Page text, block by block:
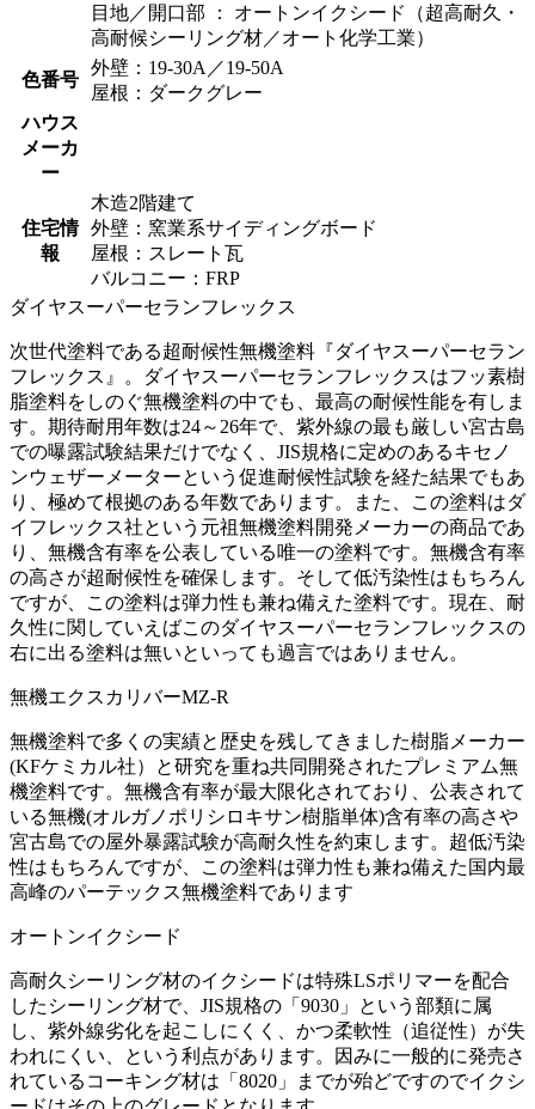
目地／開口部 ： オートンイクシード（超高耐久・
高耐候シーリング材／オート化学工業）
色番号
外壁：19-30A／19-50A
屋根：ダークグレー
ハウス
メーカ
ー
住宅情
報
木造2階建て
外壁：窯業系サイディングボード
屋根：スレート瓦
バルコニー：FRP
ダイヤスーパーセランフレックス
次世代塗料である超耐候性無機塗料『ダイヤスーパーセラン
フレックス』。ダイヤスーパーセランフレックスはフッ素樹
脂塗料をしのぐ無機塗料の中でも、最高の耐候性能を有しま
す。期待耐用年数は24～26年で、紫外線の最も厳しい宮古島
での曝露試験結果だけでなく、JIS規格に定めのあるキセノ
ンウェザーメーターという促進耐候性試験を経た結果でもあ
り、極めて根拠のある年数であります。また、この塗料はダ
イフレックス社という元祖無機塗料開発メーカーの商品であ
り、無機含有率を公表している唯一の塗料です。無機含有率
の高さが超耐候性を確保します。そして低汚染性はもちろん
ですが、この塗料は弾力性も兼ね備えた塗料です。現在、耐
久性に関していえばこのダイヤスーパーセランフレックスの
右に出る塗料は無いといっても過言ではありません。
無機エクスカリバーMZ-R
無機塗料で多くの実績と歴史を残してきました樹脂メーカー
(KFケミカル社）と研究を重ね共同開発されたプレミアム無
機塗料です。無機含有率が最大限化されており、公表されて
いる無機(オルガノポリシロキサン樹脂単体)含有率の高さや
宮古島での屋外暴露試験が高耐久性を約束します。超低汚染
性はもちろんですが、この塗料は弾力性も兼ね備えた国内最
高峰のパーテックス無機塗料であります
オートンイクシード
高耐久シーリング材のイクシードは特殊LSポリマーを配合
したシーリング材で、JIS規格の「9030」という部類に属
し、紫外線劣化を起こしにくく、かつ柔軟性（追従性）が失
われにくい、という利点があります。因みに一般的に発売さ
れているコーキング材は「8020」までが殆どですのでイクシ